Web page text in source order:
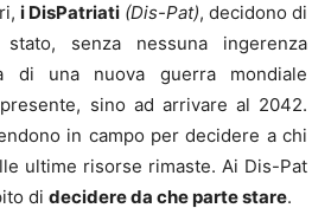
i DisPatriati (Dis-Pat), decidono di
senza nessuna ingerenza
di una nuova guerra mondiale
sino ad arrivare al 2042.
in campo per decidere a chi
ultime risorse rimaste. Ai Dis-Pat
di decidere da che parte stare.